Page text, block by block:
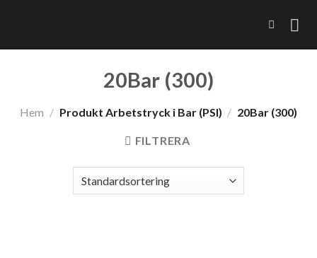
20Bar (300)
Hem / Produkt Arbetstryck i Bar (PSI) / 20Bar (300)
FILTRERA